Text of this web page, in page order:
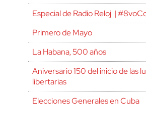
Especial de Radio Reloj |
Primero de Mayo
La Habana, 500 años
Aniversario 150 del inicio de las
libertarias
Elecciones Generales en Cuba